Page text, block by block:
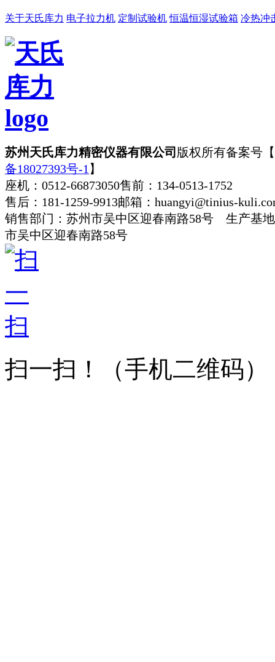
关于天氏库力 电子拉力机 定制试验机 恒温恒湿试验箱 冷热冲
苏州天氏库力精密仪器有限公司 版权所有备案号【
备18027393号-1 】
座机：0512-66873050售前：134-0513-1752
售后：181-1259-9913邮箱：huangyi@tinius-
销售部门：苏州市吴中区迎春南路58号 生产基
市吴中区迎春南路58号
扫一扫！ （手机二维码）